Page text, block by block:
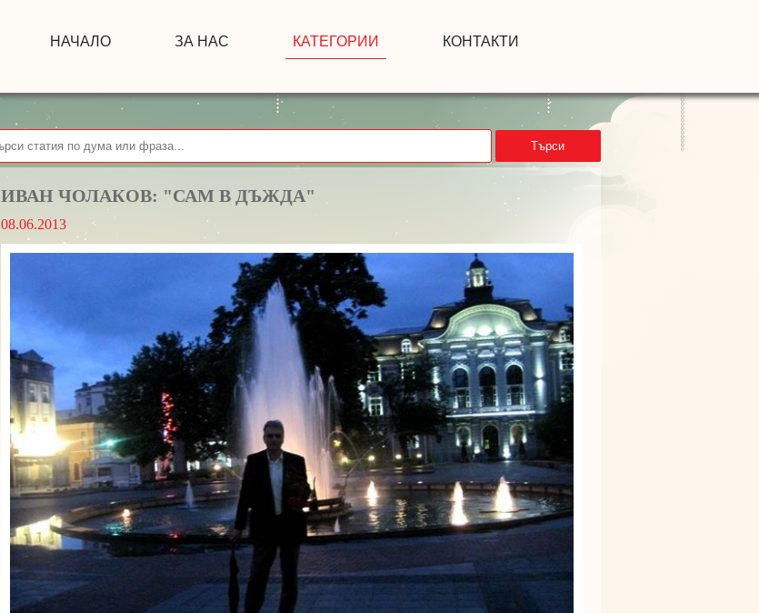
НАЧАЛО ЗА НАС КАТЕГОРИИ КОНТАКТИ
Търси
ИВАН ЧОЛАКОВ: "САМ В ДЪЖДА"
08.06.2013